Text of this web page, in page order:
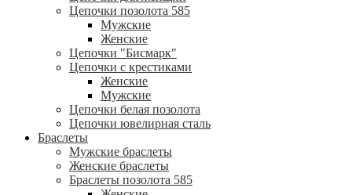
Цепочки позолота 585
Мужские
Женские
Цепочки "Бисмарк"
Цепочки с крестиками
Женские
Мужские
Цепочки белая позолота
Цепочки ювелирная сталь
Браслеты
Мужские браслеты
Женские браслеты
Браслеты позолота 585